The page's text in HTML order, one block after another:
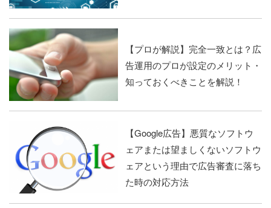
【プロが解説】完全一致とは？広
告運用のプロが設定のメリット・
知っておくべきことを解説！
【Google広告】悪質なソフトウ
ェアまたは望ましくないソフトウ
ェアという理由で広告審査に落ち
た時の対応方法